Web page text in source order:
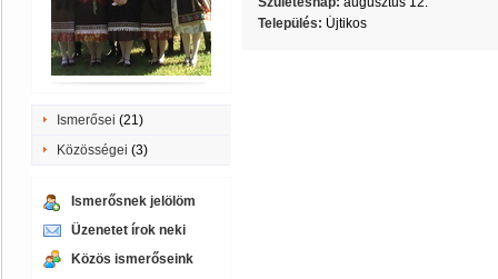
Ismerősei (21)
Közösségei (3)
Ismerősnek jelölöm
Üzenetet írok neki
Közös ismerőseink
Település: Újtikos